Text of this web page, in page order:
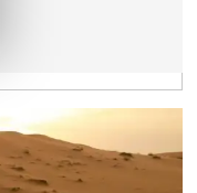
lundi 20